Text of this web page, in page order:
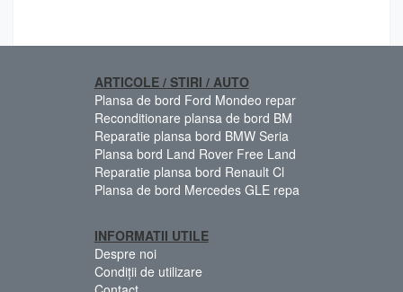
ARTICOLE / STIRI / AUTO
Plansa de bord Ford Mondeo repar
Reconditionare plansa de bord BM
Reparatie plansa bord BMW Seria
Plansa bord Land Rover Free Land
Reparatie plansa bord Renault Cl
Plansa de bord Mercedes GLE repa
INFORMATII UTILE
Despre noi
Condiții de utilizare